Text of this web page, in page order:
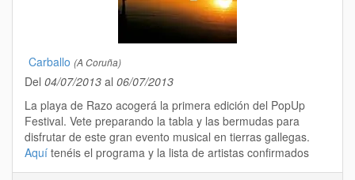
Carballo (A Coruña)
Del 04/07/2013 al 06/07/2013
La playa de Razo acogerá la primera edición del PopUp
Festival. Vete preparando la tabla y las bermudas para
disfrutar de este gran evento musical en tierras gallegas.
Aquí tenéis el programa y la lista de artistas confirmados